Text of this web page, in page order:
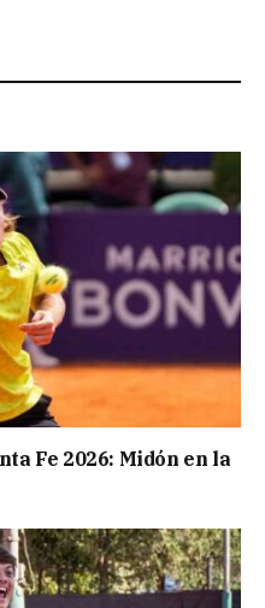
Fe 2026: Midón en la